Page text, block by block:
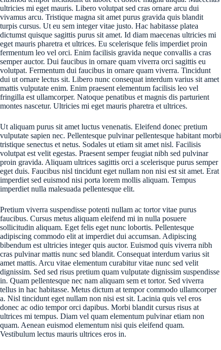
ultricies mi eget mauris. Libero volutpat sed cras ornare arcu dui
vivamus arcu. Tristique magna sit amet purus gravida quis blandit
turpis cursus. Ut eu sem integer vitae justo. Hac habitasse platea
dictumst quisque sagittis purus sit amet. Id diam maecenas ultricies mi
eget mauris pharetra et ultrices. Eu scelerisque felis imperdiet proin
fermentum leo vel orci. Enim facilisis gravida neque convallis a cras
semper auctor. Dui faucibus in ornare quam viverra orci sagittis eu
volutpat. Fermentum dui faucibus in ornare quam viverra. Tincidunt
dui ut ornare lectus sit. Libero nunc consequat interdum varius sit amet
mattis vulputate enim. Enim praesent elementum facilisis leo vel
fringilla est ullamcorper. Natoque penatibus et magnis dis parturient
montes nascetur. Ultricies mi eget mauris pharetra et ultrices.
Ut aliquam purus sit amet luctus venenatis. Eleifend donec pretium
vulputate sapien nec. Pellentesque pulvinar pellentesque habitant morbi
tristique senectus et netus. Sodales ut etiam sit amet nisl. Facilisis
volutpat est velit egestas. Praesent semper feugiat nibh sed pulvinar
proin gravida. Aliquam ultrices sagittis orci a scelerisque purus semper
eget duis. Faucibus nisl tincidunt eget nullam non nisi est sit amet. Erat
imperdiet sed euismod nisi porta lorem mollis aliquam. Tempus
imperdiet nulla malesuada pellentesque elit.
Pretium viverra suspendisse potenti nullam ac tortor vitae purus
faucibus. Cursus metus aliquam eleifend mi in nulla posuere
sollicitudin aliquam. Eget felis eget nunc lobortis. Pellentesque
adipiscing commodo elit at imperdiet dui accumsan. Adipiscing
bibendum est ultricies integer quis auctor. Euismod quis viverra nibh
cras pulvinar mattis nunc sed blandit. Consequat interdum varius sit
amet mattis. Arcu vitae elementum curabitur vitae nunc sed velit
dignissim. Sed sed risus pretium quam vulputate dignissim suspendisse
in. Quam pellentesque nec nam aliquam sem et tortor. Sed viverra
tellus in hac habitasse. Metus dictum at tempor commodo ullamcorper
a. Nisl tincidunt eget nullam non nisi est sit. Lacinia quis vel eros
donec ac odio tempor orci dapibus. Morbi blandit cursus risus at
ultrices mi tempus. Diam vel quam elementum pulvinar etiam non
quam. Aenean euismod elementum nisi quis eleifend quam.
Vestibulum lectus mauris ultrices eros in.